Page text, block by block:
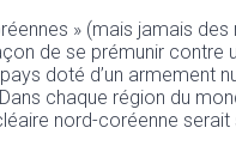
» (mais jamais
de se prémunir
doté d’un
chaque région du
nord-coréenne